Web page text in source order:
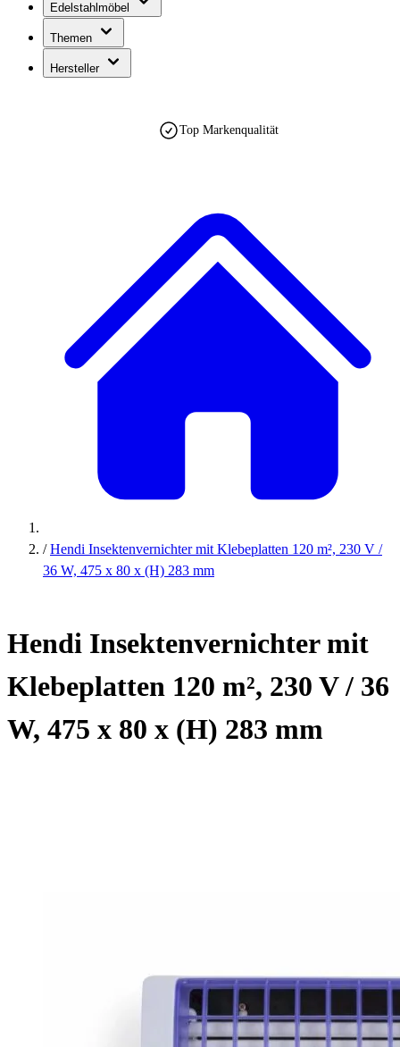
Edelstahlmöbel
Themen
Hersteller
Top Markenqualität
/ Hendi Insektenvernichter mit Klebeplatten 120 m², 230 V /
36 W, 475 x 80 x (H) 283 mm
Hendi Insektenvernichter mit
Klebeplatten 120 m², 230 V / 36
W, 475 x 80 x (H) 283 mm